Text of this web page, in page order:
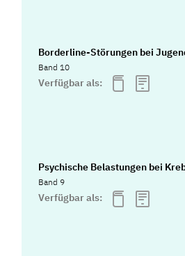
Borderline-Störungen bei
Band 10
Verfügbar als:
Psychische Belastungen bei
Band 9
Verfügbar als: